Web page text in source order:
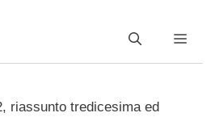
riassunto tredicesima ed